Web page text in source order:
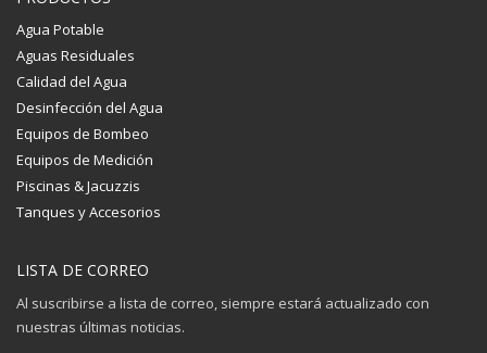
Agua Potable
Aguas Residuales
Calidad del Agua
Desinfección del Agua
Equipos de Bombeo
Equipos de Medición
Piscinas & Jacuzzis
Tanques y Accesorios
LISTA DE CORREO
Al suscribirse a lista de correo, siempre estará actualizado con
nuestras últimas noticias.